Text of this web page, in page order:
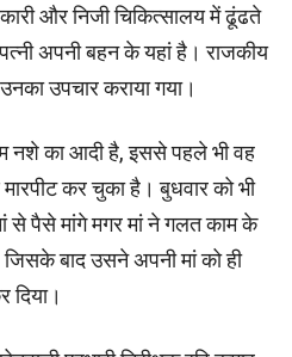
और निजी चिकित्सालय में ढूंढते
अपनी बहन के यहां है। राजकीय
उपचार कराया गया।
नशे का आदी है, इससे पहले भी वह
कर चुका है। बुधवार को भी
से पैसे मांगे मगर मां ने गलत काम के
बाद उसने अपनी मां को ही